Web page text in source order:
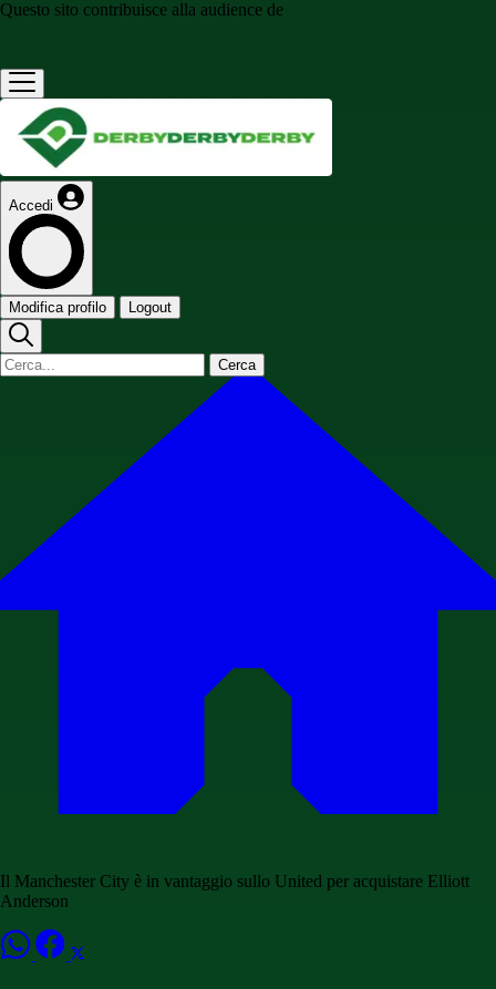
Questo sito contribuisce alla audience de
Accedi
Modifica profilo Logout
Cerca
Il Manchester City è in vantaggio sullo United per acquistare Elliott
Anderson